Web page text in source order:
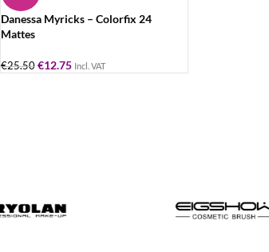
Danessa Myricks – Colorfix 24
Mattes
€25.50 €12.75 Incl. VAT